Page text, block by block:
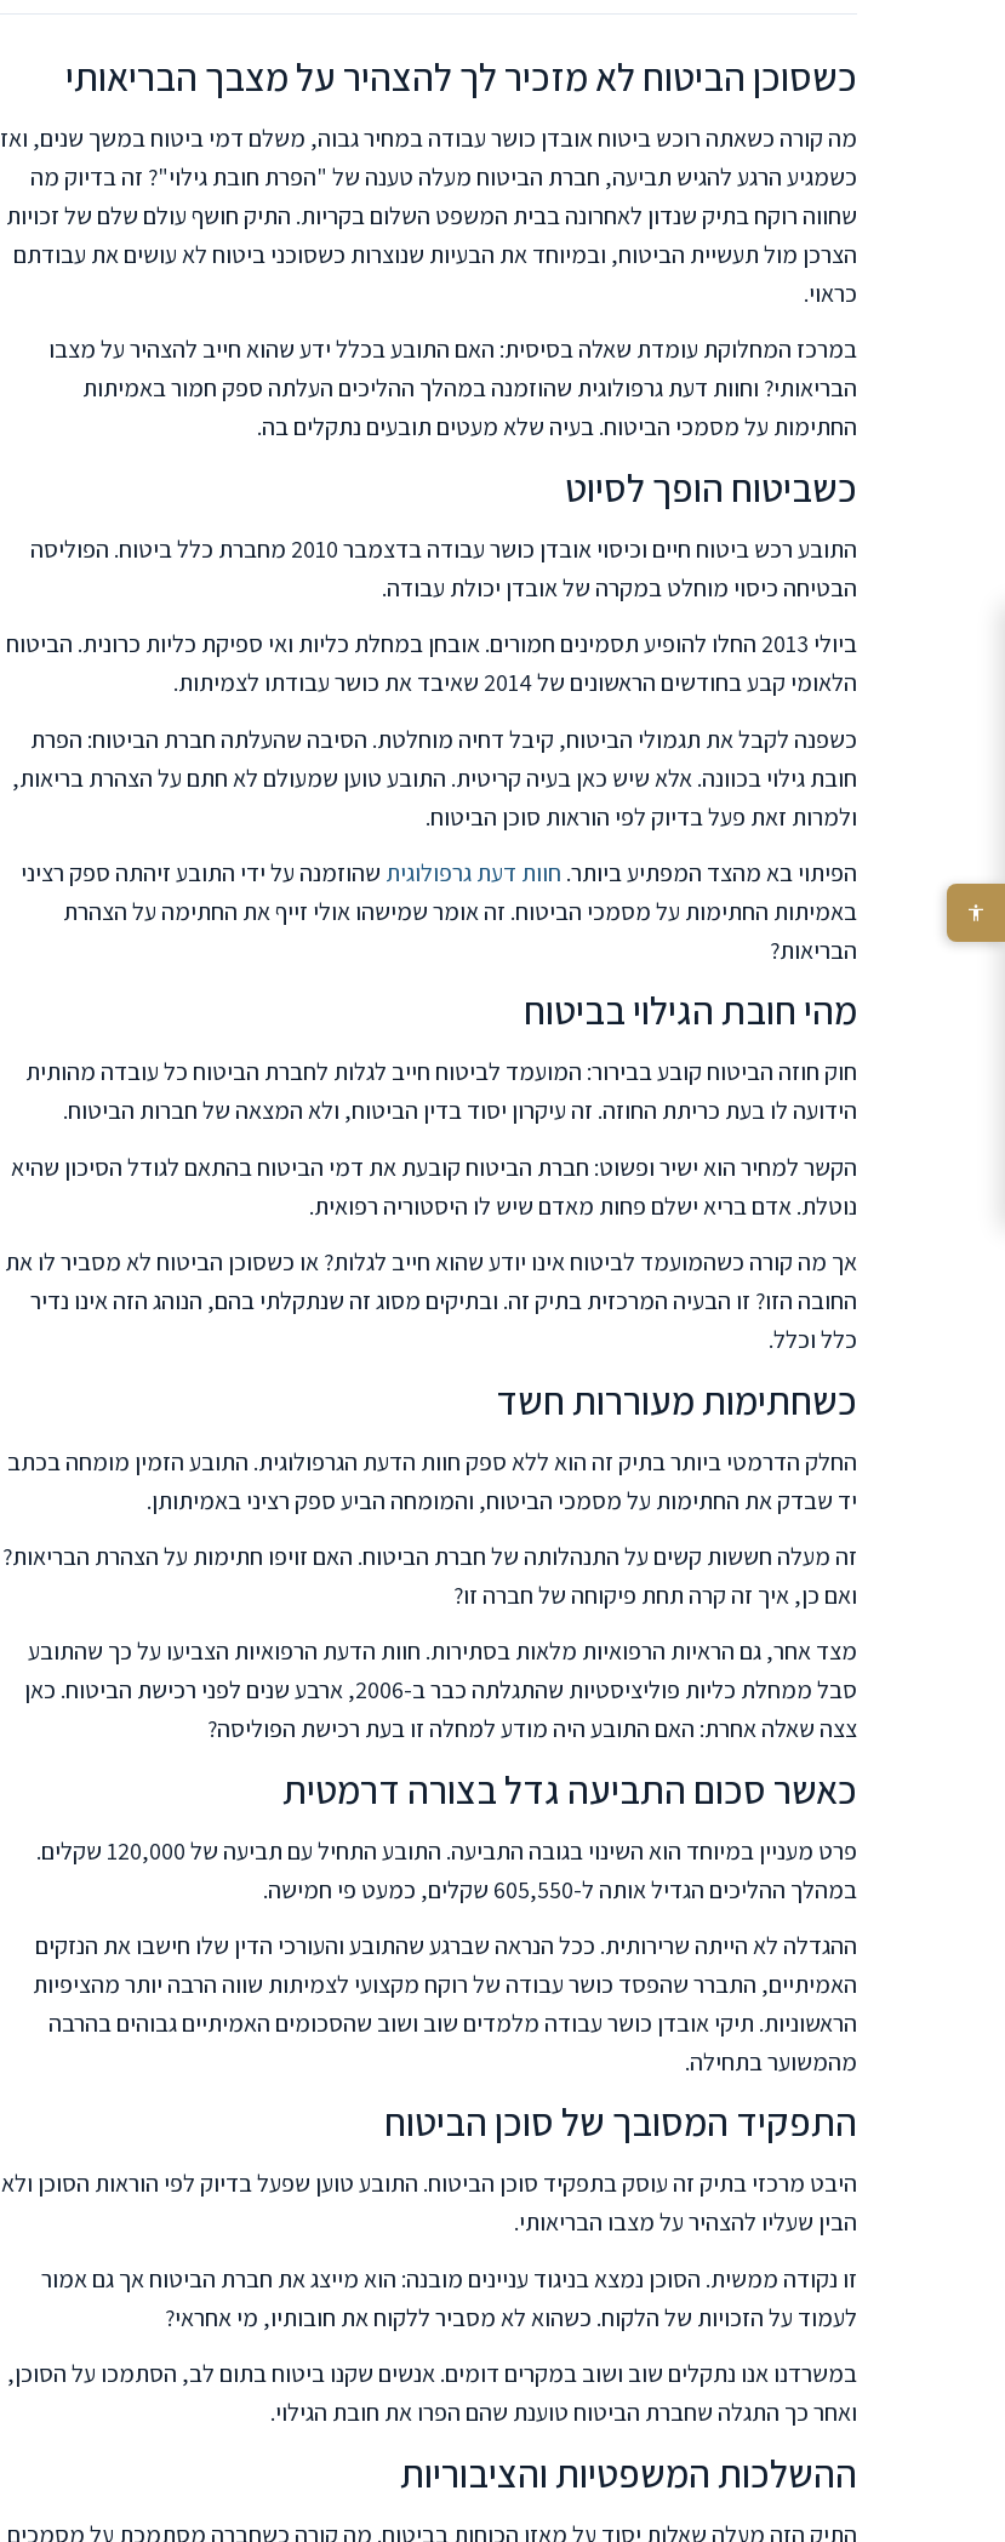
כשסוכן הביטוח לא מזכיר לך להצהיר על מצבך הבריאותי
מה קורה כשאתה רוכש ביטוח אובדן כושר עבודה במחיר גבוה, משלם דמי ביטוח במשך שנים, ואז
כשמגיע הרגע להגיש תביעה, חברת הביטוח מעלה טענה של "הפרת חובת גילוי"? זה בדיוק מה
שחווה רוקח בתיק שנדון לאחרונה בבית המשפט השלום בקריות. התיק חושף עולם שלם של זכויות
הצרכן מול תעשיית הביטוח, ובמיוחד את הבעיות שנוצרות כשסוכני ביטוח לא עושים את עבודתם
כראוי.
במרכז המחלוקת עומדת שאלה בסיסית: האם התובע בכלל ידע שהוא חייב להצהיר על מצבו
הבריאותי? וחוות דעת גרפולוגית שהוזמנה במהלך ההליכים העלתה ספק חמור באמיתות
החתימות על מסמכי הביטוח. בעיה שלא מעטים תובעים נתקלים בה.
כשביטוח הופך לסיוט
התובע רכש ביטוח חיים וכיסוי אובדן כושר עבודה בדצמבר 2010 מחברת כלל ביטוח. הפוליסה
הבטיחה כיסוי מוחלט במקרה של אובדן יכולת עבודה.
ביולי 2013 החלו להופיע תסמינים חמורים. אובחן במחלת כליות ואי ספיקת כליות כרונית. הביטוח
הלאומי קבע בחודשים הראשונים של 2014 שאיבד את כושר עבודתו לצמיתות.
כשפנה לקבל את תגמולי הביטוח, קיבל דחיה מוחלטת. הסיבה שהעלתה חברת הביטוח: הפרת
חובת גילוי בכוונה. אלא שיש כאן בעיה קריטית. התובע טוען שמעולם לא חתם על הצהרת בריאות,
ולמרות זאת פעל בדיוק לפי הוראות סוכן הביטוח.
הפיתוי בא מהצד המפתיע ביותר. חוות דעת גרפולוגית שהוזמנה על ידי התובע זיהתה ספק רציני
באמיתות החתימות על מסמכי הביטוח. זה אומר שמישהו אולי זייף את החתימה על הצהרת
הבריאות?
מהי חובת הגילוי בביטוח
חוק חוזה הביטוח קובע בבירור: המועמד לביטוח חייב לגלות לחברת הביטוח כל עובדה מהותית
הידועה לו בעת כריתת החוזה. זה עיקרון יסוד בדין הביטוח, ולא המצאה של חברות הביטוח.
הקשר למחיר הוא ישיר ופשוט: חברת הביטוח קובעת את דמי הביטוח בהתאם לגודל הסיכון שהיא
נוטלת. אדם בריא ישלם פחות מאדם שיש לו היסטוריה רפואית.
אך מה קורה כשהמועמד לביטוח אינו יודע שהוא חייב לגלות? או כשסוכן הביטוח לא מסביר לו את
החובה הזו? זו הבעיה המרכזית בתיק זה. ובתיקים מסוג זה שנתקלתי בהם, הנוהג הזה אינו נדיר
כלל וכלל.
כשחתימות מעוררות חשד
החלק הדרמטי ביותר בתיק זה הוא ללא ספק חוות הדעת הגרפולוגית. התובע הזמין מומחה בכתב
יד שבדק את החתימות על מסמכי הביטוח, והמומחה הביע ספק רציני באמיתותן.
זה מעלה חששות קשים על התנהלותה של חברת הביטוח. האם זויפו חתימות על הצהרת הבריאות?
ואם כן, איך זה קרה תחת פיקוחה של חברה זו?
מצד אחר, גם הראיות הרפואיות מלאות בסתירות. חוות הדעת הרפואיות הצביעו על כך שהתובע
סבל ממחלת כליות פוליציסטיות שהתגלתה כבר ב-2006, ארבע שנים לפני רכישת הביטוח. כאן
צצה שאלה אחרת: האם התובע היה מודע למחלה זו בעת רכישת הפוליסה?
כאשר סכום התביעה גדל בצורה דרמטית
פרט מעניין במיוחד הוא השינוי בגובה התביעה. התובע התחיל עם תביעה של 120,000 שקלים.
במהלך ההליכים הגדיל אותה ל-605,550 שקלים, כמעט פי חמישה.
ההגדלה לא הייתה שרירותית. ככל הנראה שברגע שהתובע והעורכי הדין שלו חישבו את הנזקים
האמיתיים, התברר שהפסד כושר עבודה של רוקח מקצועי לצמיתות שווה הרבה יותר מהציפיות
הראשוניות. תיקי אובדן כושר עבודה מלמדים שוב ושוב שהסכומים האמיתיים גבוהים בהרבה
מהמשוער בתחילה.
התפקיד המסובך של סוכן הביטוח
היבט מרכזי בתיק זה עוסק בתפקיד סוכן הביטוח. התובע טוען שפעל בדיוק לפי הוראות הסוכן ולא
הבין שעליו להצהיר על מצבו הבריאותי.
זו נקודה ממשית. הסוכן נמצא בניגוד עניינים מובנה: הוא מייצג את חברת הביטוח אך גם אמור
לעמוד על הזכויות של הלקוח. כשהוא לא מסביר ללקוח את חובותיו, מי אחראי?
במשרדנו אנו נתקלים שוב ושוב במקרים דומים. אנשים שקנו ביטוח בתום לב, הסתמכו על הסוכן,
ואחר כך התגלה שחברת הביטוח טוענת שהם הפרו את חובת הגילוי.
ההשלכות המשפטיות והציבוריות
התיק הזה מעלה שאלות יסוד על מאזן הכוחות בביטוח. מה קורה כשחברה מסתמכת על מסמכים